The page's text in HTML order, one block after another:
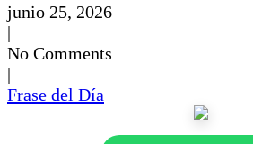
junio 25, 2026
|
No Comments
|
Frase del Día